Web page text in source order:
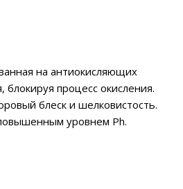
на антиокисляющих
процесс окисления.
блеск и шелковистость.
уровнем Ph.